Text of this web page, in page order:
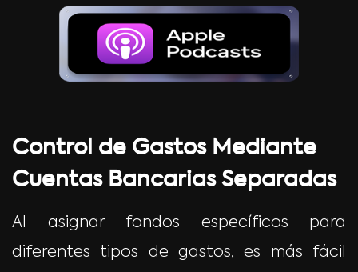
Control de Gastos Mediante
Cuentas Bancarias Separadas
Al asignar fondos específicos para
diferentes tipos de gastos, es más fácil